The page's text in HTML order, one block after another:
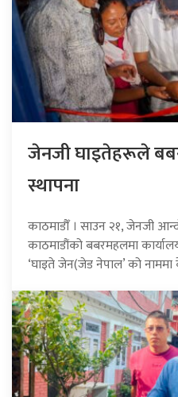
जेनजी घाइतेहरूले
स्थापना
काठमाडौँ । साउन २१, जेनजी
काठमाडौंको बबरमहलमा
‘घाइते जेन(जेड नेपाल’ को